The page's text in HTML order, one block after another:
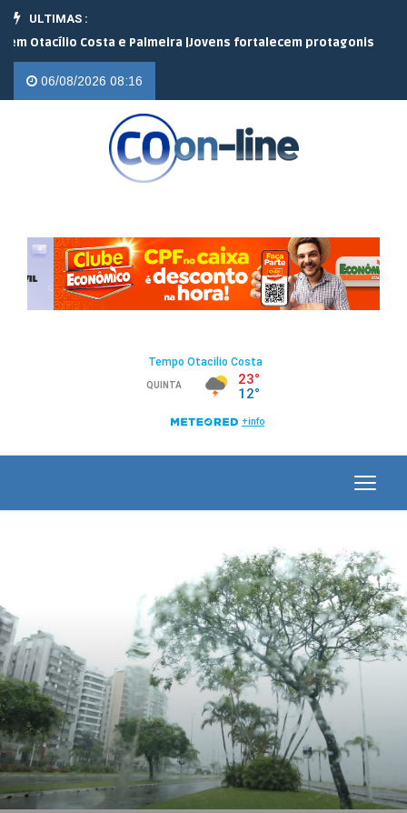
ULTIMAS :
Costa e Palmeira |Jovens fortalecem protagonismo no campo
06/08/2026 08:16